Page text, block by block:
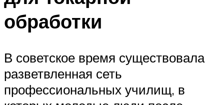
обработки
В советское время существовала
разветвленная сеть
профессиональных училищ, в